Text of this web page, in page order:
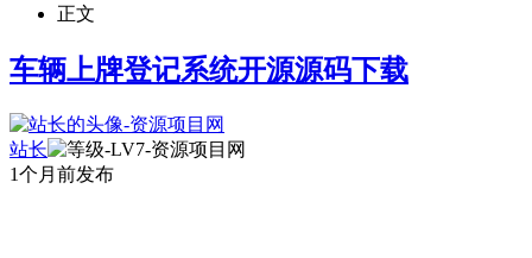
正文
车辆上牌登记系统开源源码下载
站长
1个月前发布